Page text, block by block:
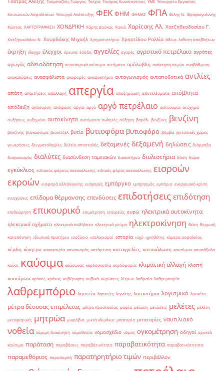
Τσαμπαζλής Γιώργος Τσεχία Τσιάρας Κωνσταντίνος ΥΜΕ Υπουργείο Εργασίας
Κοινωνικών Ασφαλίσεων Υπουργό Ανάπτυξης ΦΕΚ ΦΗΜ ΦΗΜΑΣ ΦΠΑ Φίλης Ν. Φραγκογιάννης
Κώστας ΧΑΡΤΟΓΡΑΦΗΣΗ ΧΟΝΔΡΙΚΗ Χάρης Δούκας Χανιά Χαρίτσης Αλ. Χατζηθεοδοσίου Γ.
Χατζηνικολάου Ν. Χουρδάκης Μιχαήλ Χρηματιστήριο Χρηστίδου Ραλλία άδεια έκθεση αποβλήτων
έκρηξη έλεγχο έλεγχοι έρευνα έσοδα αγγελίες αγορές αγροτικό πετρέλαιο αγρότες
αγωγός αδειοδότηση αεροπορικά καύσιμα αιτήματα αμόλυβδη ανάκτηση ατμών αναβάθμιση
ανακαλύψεις ανασφάλιστα αναφορές αναψυκτήρια ανταγωνισμός ανταποδοτικά αντλίες
απάτη απαιτήσεις απαλλαγή απεργία αποζημίωση αποτελέσματα απόβλητα
απόδειξη απόσυρση απόφαση αργία αργό αργό πετρέλαιο αστυνομία ατύχημα
αυξήσεις αυξημένα αυτοκίνητα αυτόματοι πωλητές αύξηση βαρέλι βενζίνες βενζίνη
βενζίνης βιοκαύσιμα βιοντίζελ βυτίο βυτιοφόρα βυτιοφόρο βόμβα γειτονικές χώρες
γεωτρήσεις δειγματοληψίες δελτίο αποστολής δεξαμενές δεξαμενή δηλώσεις διάρρηξη
διαγωνισμός διαλύτες διασύνδεση ταμειακών δικαστήριο διυλιστήρια δόση δώρα
εγκύκλιος ειδικούς φόρους κατανάλωσης ειδικός φόρος κατανάλωσης εισροών
εκροών εισφορά αλληλεγγύης εισφορές εμπάργκο εμπρησμός εμπόριο ενεργειακή κρίση
ενισχύσεις επίδομα θέρμανσης επενδύσεις επιδοτήσεις επιδότηση
επιθεώρηση επικουρικό επιμέτρηση εταιρείες ευρώ ηλεκτρικά αυτοκίνητα
ηλεκτρικά οχήματα ηλεκτρικά ποδήλατα ηλεκτρικό ρεύμα ηλεκτροκίνηση θέση θερμική
καταπόνηση ιδιωτικά πρατήρια ισοζύγιο ισολογισμοί ιστορία ισχύ ιχνηθέτης κάμερα ασφαλείας
κέρδη κίνητρα κακοκαιρία κανονισμός κατάρτιση καταγγελίες κατανάλωση καυσίμων καυσόξυλα
καύσι καύσιμα καύσωνας κερδοσκοπία κερδοφορία κλιματική αλλαγή κλοπή
καυσίμων κράνος κράτος κυβέρνηση κυβικά κυρώσεις λίτρων λαθραία λαθρεμπορία
λαθρεμπόριο ληστεία ληστείες λιγνίτης λιπαντήρια λογισμικό λουκέτο
μέτρα δέουσας επιμέλειας μέτρα προστασίας μαφία μείωση μειώσεις μελέτες μελέτη
μεταφορικές μητρώα μικρόβια μικτά κλιμάκια μπαταρία μπαταρίες ναυτιλιακό
νοθεία νομιμη διακίνηση νομοθεσία νομοσχέδιο νόμος ογκομέτρηση οδηγοί ορυκτά
καύσιμα παράταση παραβάσεις παραβάτικότητα παραβατικότητα παραβατικότητατα
παραμεθόριος παραπομπή παρατηρητήριο τιμών περιβάλλον